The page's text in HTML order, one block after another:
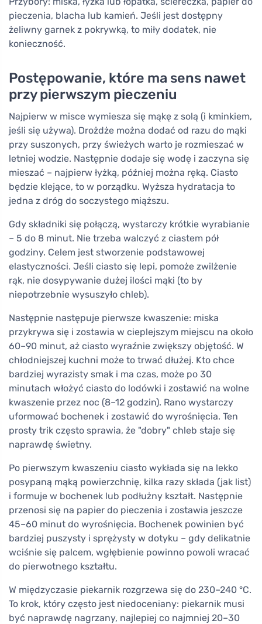
pieczenia, blacha lub kamień. Jeśli jest dostępny
żeliwny garnek z pokrywką, to miły dodatek, nie
konieczność.
Postępowanie, które ma sens nawet
przy pierwszym pieczeniu
Najpierw w misce wymiesza się mąkę z solą (i kminkiem,
jeśli się używa). Drożdże można dodać od razu do mąki
przy suszonych, przy świeżych warto je rozmieszać w
letniej wodzie. Następnie dodaje się wodę i zaczyna się
mieszać – najpierw łyżką, później można ręką. Ciasto
będzie klejące, to w porządku. Wyższa hydratacja to
jedna z dróg do soczystego miąższu.
Gdy składniki się połączą, wystarczy krótkie wyrabianie
– 5 do 8 minut. Nie trzeba walczyć z ciastem pół
godziny. Celem jest stworzenie podstawowej
elastyczności. Jeśli ciasto się lepi, pomoże zwilżenie
rąk, nie dosypywanie dużej ilości mąki (to by
niepotrzebnie wysuszyło chleb).
Następnie następuje pierwsze kwaszenie: miska
przykrywa się i zostawia w cieplejszym miejscu na około
60–90 minut, aż ciasto wyraźnie zwiększy objętość. W
chłodniejszej kuchni może to trwać dłużej. Kto chce
bardziej wyrazisty smak i ma czas, może po 30
minutach włożyć ciasto do lodówki i zostawić na wolne
kwaszenie przez noc (8–12 godzin). Rano wystarczy
uformować bochenek i zostawić do wyrośnięcia. Ten
prosty trik często sprawia, że "dobry" chleb staje się
naprawdę świetny.
Po pierwszym kwaszeniu ciasto wykłada się na lekko
posypaną mąką powierzchnię, kilka razy składa (jak list)
i formuje w bochenek lub podłużny kształt. Następnie
przenosi się na papier do pieczenia i zostawia jeszcze
45–60 minut do wyrośnięcia. Bochenek powinien być
bardziej puszysty i sprężysty w dotyku – gdy delikatnie
wciśnie się palcem, wgłębienie powinno powoli wracać
do pierwotnego kształtu.
W międzyczasie piekarnik rozgrzewa się do 230–240 °C.
To krok, który często jest niedoceniany: piekarnik musi
być naprawdę nagrzany, najlepiej co najmniej 20–30